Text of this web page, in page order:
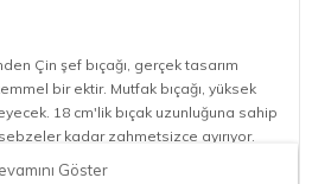
Çin şef bıçağı, gerçek tasarım
bir ektir. Mutfak bıçağı, yüksek
18 cm'lik bıçak uzunluğuna sahip
sebzeler kadar zahmetsizce ayırıyor.
Göster